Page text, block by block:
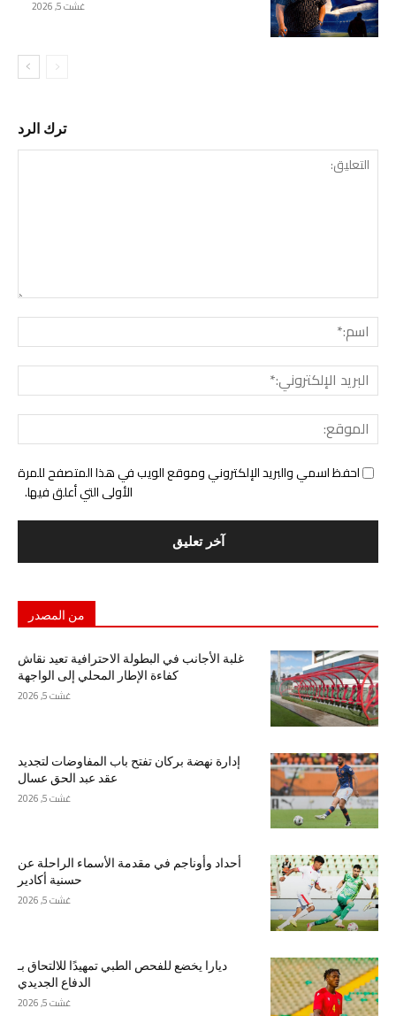
غشت 5, 2026
ترك الرد
احفظ اسمي والبريد الإلكتروني وموقع الويب في هذا المتصفح للمرة
الأولى التي أعلق فيها.
من المصدر
غلبة الأجانب في البطولة الاحترافية تعيد نقاش
كفاءة الإطار المحلي إلى الواجهة
غشت 5, 2026
إدارة نهضة بركان تفتح باب المفاوضات لتجديد
عقد عبد الحق عسال
غشت 5, 2026
أحداد وأوناجم في مقدمة الأسماء الراحلة عن
حسنية أكادير
غشت 5, 2026
ديارا يخضع للفحص الطبي تمهيدًا للالتحاق بـ
الدفاع الجديدي
غشت 5, 2026